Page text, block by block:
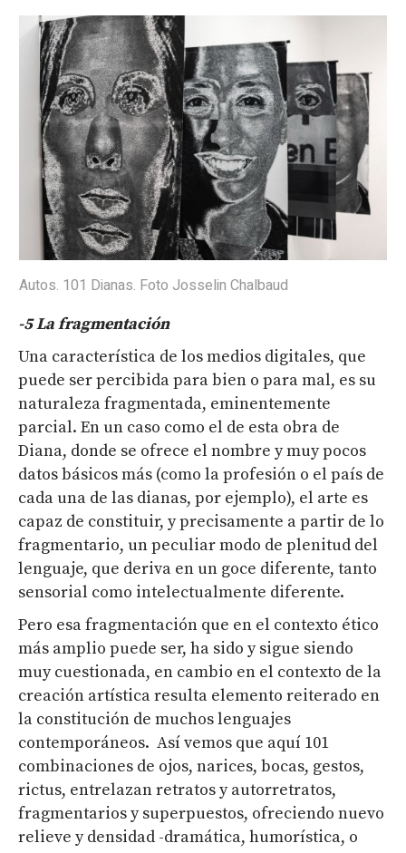
Autos. 101 Dianas. Foto Josselin Chalbaud
-5La fragmentación
Una característica de los medios digitales, que
puede ser percibida para bien o para mal, es su
naturaleza fragmentada, eminentemente
parcial. En un caso como el de esta obra de
Diana, donde se ofrece el nombre y muy pocos
datos básicos más (como la profesión o el país de
cada una de las dianas, por ejemplo), el arte es
capaz de constituir, y precisamente a partir de lo
fragmentario, un peculiar modo de plenitud del
lenguaje, que deriva en un goce diferente, tanto
sensorial como intelectualmente diferente.
Pero esa fragmentación que en el contexto ético
más amplio puede ser, ha sido y sigue siendo
muy cuestionada, en cambio en el contexto de la
creación artística resulta elemento reiterado en
la constitución de muchos lenguajes
contemporáneos. Así vemos que aquí 101
combinaciones de ojos, narices, bocas, gestos,
rictus, entrelazan retratos y autorretratos,
fragmentarios y superpuestos, ofreciendo nuevo
relieve y densidad -dramática, humorística, o